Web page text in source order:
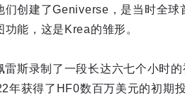
们创建了Geniverse，是当时全
能，这是Krea的雏形。
雷斯录制了一段长达六七个小时
年获得了HF0数百万美元的初期